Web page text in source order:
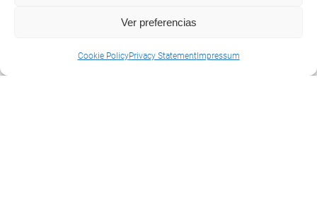
Ver preferencias
Cookie PolicyPrivacy StatementImpressum